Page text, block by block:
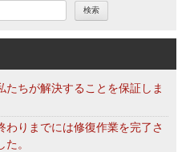
たちが解決することを保証しま
わりまでには修復作業を完了さ
。